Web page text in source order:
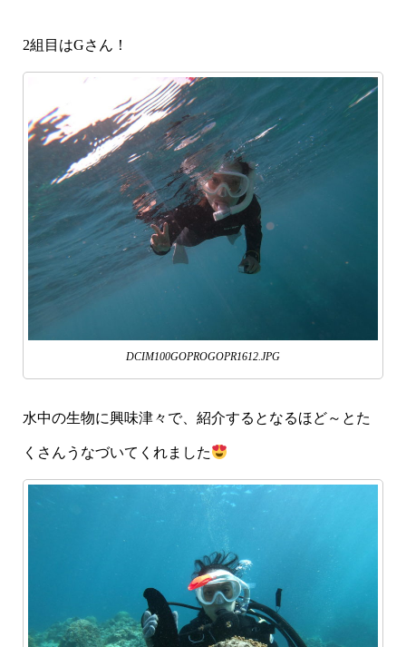
2組目はGさん！
DCIM100GOPROGOPR1612.JPG
水中の生物に興味津々で、紹介するとなるほど～とた
くさんうなづいてくれました